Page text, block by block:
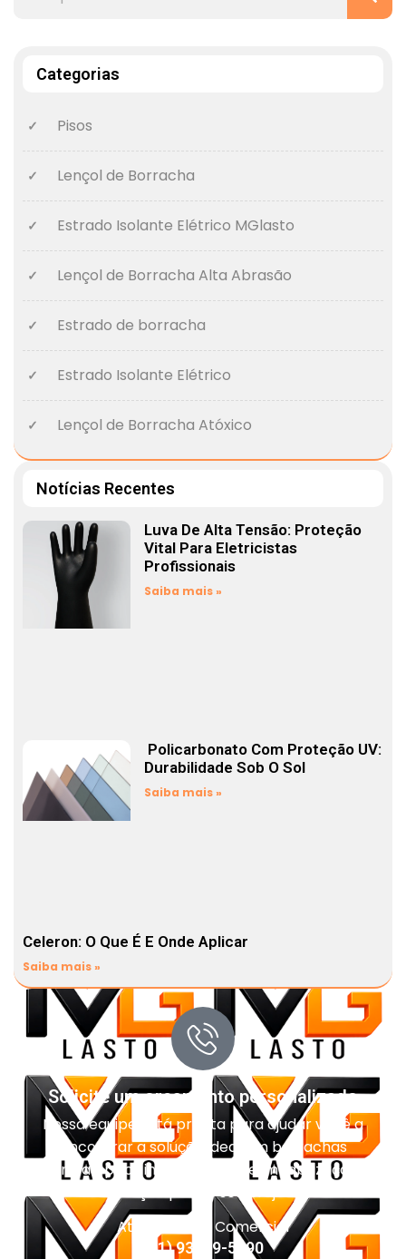
Categorias
Pisos
Lençol de Borracha
Estrado Isolante Elétrico MGlasto
Lençol de Borracha Alta Abrasão
Estrado de borracha
Estrado Isolante Elétrico
Lençol de Borracha Atóxico
Notícias Recentes
Luva De Alta Tensão: Proteção
Vital Para Eletricistas
Profissionais
Saiba mais »
Policarbonato Com Proteção UV:
Durabilidade Sob O Sol
Saiba mais »
Celeron: O Que É E Onde Aplicar
Saiba mais »
Solicite um orçamento personalizado
Nossa equipe está pronta para ajudar você a
encontrar a solução ideal em borrachas
técnicas, pisos industriais, impermeabilização e
vedação para o seu projeto.
Atendimento Comercial
(11) 93959-5090